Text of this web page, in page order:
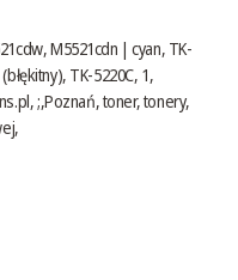
M5521cdn | cyan, TK-
TK-5220C, 1,
, ;,Poznań, toner, tonery,